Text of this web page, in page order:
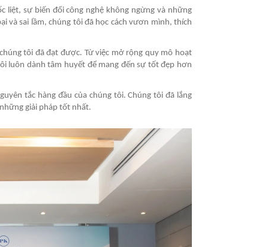
liệt, sự biến đổi công nghệ không ngừng và những
và sai lầm, chúng tôi đã học cách vươn mình, thích
tôi đã đạt được. Từ việc mở rộng quy mô hoạt
luôn dành tâm huyết để mang đến sự tốt đẹp hơn
tắc hàng đầu của chúng tôi. Chúng tôi đã lắng
giải pháp tốt nhất.